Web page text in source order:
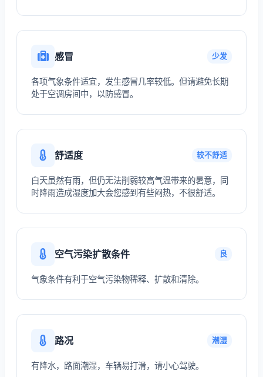
感冒 少发
各项气象条件适宜，发生感冒几率较低。但请避免长期
处于空调房间中，以防感冒。
舒适度 较不舒适
白天虽然有雨，但仍无法削弱较高气温带来的暑意，同
时降雨造成湿度加大会您感到有些闷热，不很舒适。
空气污染扩散条件 良
气象条件有利于空气污染物稀释、扩散和清除。
路况 潮湿
有降水，路面潮湿，车辆易打滑，请小心驾驶。